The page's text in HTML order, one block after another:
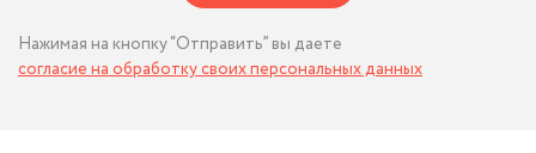
Нажимая на кнопку “Отправить” вы даете
согласие на обработку своих персональных данных